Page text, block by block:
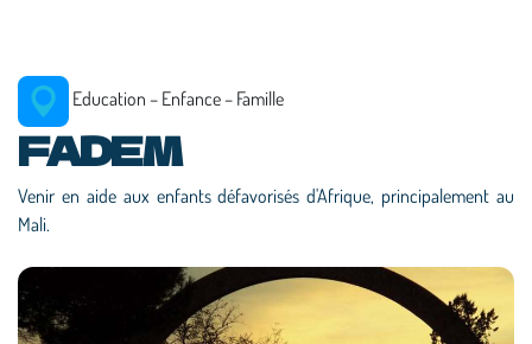
Education – Enfance – Famille
FADEM
Venir en aide aux enfants défavorisés d'Afrique, principalement au
Mali.